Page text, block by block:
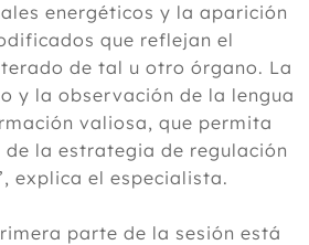
energéticos y la aparición
que reflejan el
de tal u otro órgano. La
y la observación de la lengua
valiosa, que permita
la estrategia de regulación
explica el especialista.
parte de la sesión está